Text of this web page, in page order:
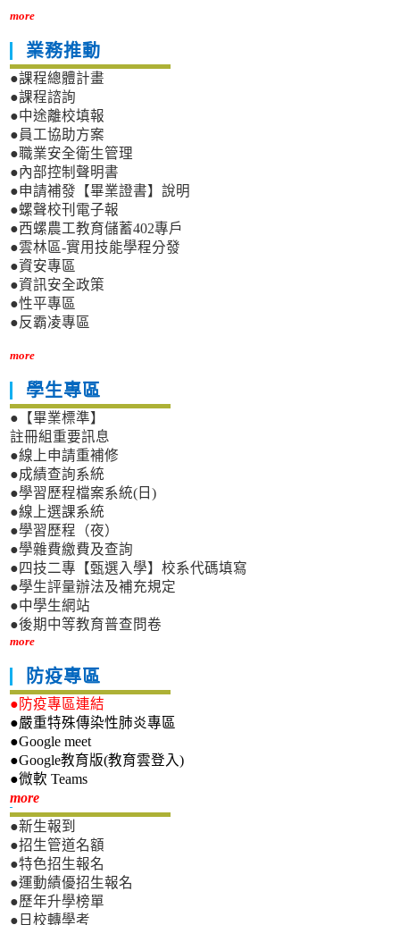
more
業務推動
●課程總體計畫
●課程諮詢
●中途離校填報
●員工協助方案
●職業安全衛生管理
●內部控制聲明書
●申請補發【畢業證書】說明
●螺聲校刊電子報
●西螺農工教育儲蓄402專戶
●雲林區-實用技能學程分發
●資安專區
●資訊安全政策
●性平專區
●反霸凌專區
more
學生專區
●【畢業標準】
註冊組重要訊息
●線上申請重補修
●成績查詢系統
●學習歷程檔案系統(日)
●線上選課系統
●學習歷程（夜）
●學雜費繳費及查詢
●四技二專【甄選入學】校系代碼填寫
●學生評量辦法及補充規定
●中學生網站
●後期中等教育普查問卷
more
防疫專區
●防疫專區連結
●嚴重特殊傳染性肺炎專區
●Google meet
●Google教育版(教育雲登入)
●微軟 Teams
more新生專區
●新生報到
●招生管道名額
●特色招生報名
●運動績優招生報名
●歷年升學榜單
●日校轉學考